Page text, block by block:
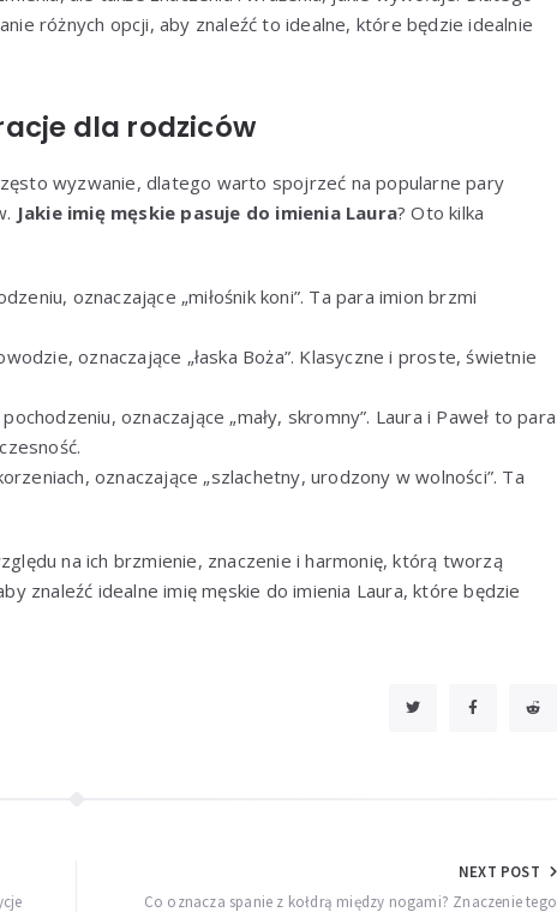
różnych opcji, aby znaleźć to idealne, które będzie idealnie
dla rodziców
wyzwanie, dlatego warto spojrzeć na popularne pary
Jakie imię męskie pasuje do imienia Laura? Oto kilka
oznaczające „miłośnik koni”. Ta para imion brzmi
oznaczające „łaska Boża”. Klasyczne i proste, świetnie
oznaczające „mały, skromny”. Laura i Paweł to para
oznaczające „szlachetny, urodzony w wolności”. Ta
na ich brzmienie, znaczenie i harmonię, którą tworzą
znaleźć idealne imię męskie do imienia Laura, które będzie
NEXT POST
Co oznacza spanie z kołdrą między nogami? Znaczenie tego